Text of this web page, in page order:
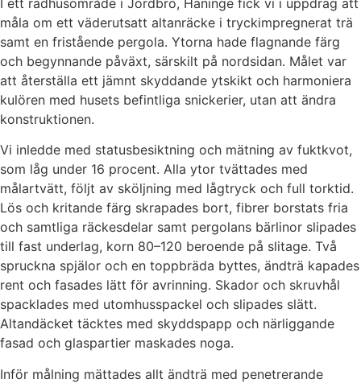
I ett radhusområde i Jordbro, Haninge fick vi i uppdrag att
måla om ett väderutsatt altanräcke i tryckimpregnerat trä
samt en fristående pergola. Ytorna hade flagnande färg
och begynnande påväxt, särskilt på nordsidan. Målet var
att återställa ett jämnt skyddande ytskikt och harmoniera
kulören med husets befintliga snickerier, utan att ändra
konstruktionen.
Vi inledde med statusbesiktning och mätning av fuktkvot,
som låg under 16 procent. Alla ytor tvättades med
målartvätt, följt av sköljning med lågtryck och full torktid.
Lös och kritande färg skrapades bort, fibrer borstats fria
och samtliga räckesdelar samt pergolans bärlinor slipades
till fast underlag, korn 80–120 beroende på slitage. Två
spruckna spjälor och en toppbräda byttes, ändträ kapades
rent och fasades lätt för avrinning. Skador och skruvhål
spacklades med utomhusspackel och slipades slätt.
Altandäcket täcktes med skyddspapp och närliggande
fasad och glaspartier maskades noga.
Inför målning mättades allt ändträ med penetrerande